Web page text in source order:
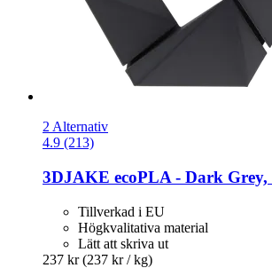
2 Alternativ
4.9 (213)
3DJAKE ecoPLA -​ Dark Grey,
Tillverkad i EU
Högkvalitativa material
Lätt att skriva ut
237 kr (237 kr / kg)